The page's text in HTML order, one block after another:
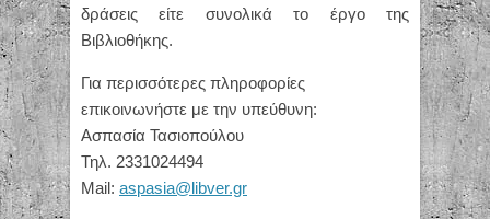
δράσεις είτε συνολικά το έργο της
Βιβλιοθήκης.
Για περισσότερες πληροφορίες
επικοινωνήστε με την υπεύθυνη:
Ασπασία Τασιοπούλου
Τηλ. 2331024494
Mail: aspasia@libver.gr